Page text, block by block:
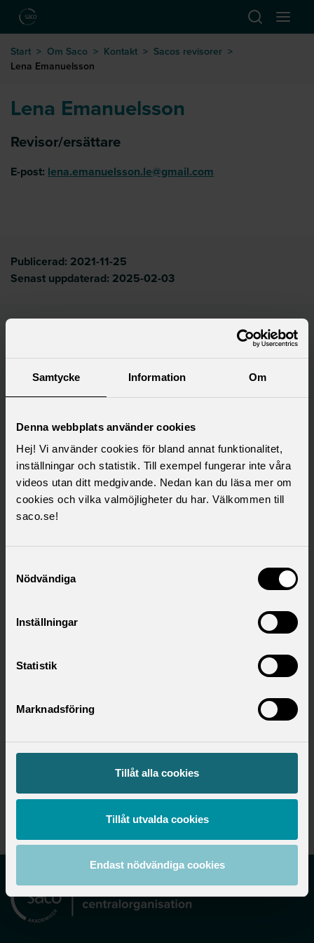
Samtycke Information Om
Denna webbplats använder cookies
Hej! Vi använder cookies för bland annat funktionalitet,
inställningar och statistik. Till exempel fungerar inte våra
videos utan ditt medgivande. Nedan kan du läsa mer om
cookies och vilka valmöjligheter du har. Välkommen till
saco.se!
Nödvändiga
Inställningar
Statistik
Marknadsföring
Tillåt alla cookies
Tillåt utvalda cookies
Endast nödvändiga cookies
Hoppa till huvudinnehåll Öppna
Start > Om Saco > Kontakt > Sacos revisorer >
Lena Emanuelsson
Lena Emanuelsson
Revisor/ersättare
E-post: lena.emanuelsson.le@gmail.com
Publicerad: 2021-11-25
Senast uppdaterad: 2025-02-03
Saco samlar 21 svenska
akademikerförbund
Utbildningsområde
Utbildning